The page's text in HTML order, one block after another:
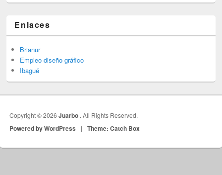
Enlaces
Brianur
Empleo diseño gráfico
Ibagué
Copyright © 2026Juarbo . All Rights Reserved.
Powered by WordPress | Theme: Catch Box